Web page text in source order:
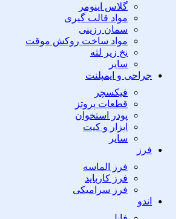
گلاس اینومر
مواد قالب گیری
سمان رزینی
مواد ساخت روکش موقت
نخ زیر لثه
سایر
جراحی و ایمپلنت
فیکسچر
قطعات پروتز
پودر استخوان
ابزار و کیت
سایر
فرز
فرز الماسه
فرز کارباید
فرز سرامیکی
اندو